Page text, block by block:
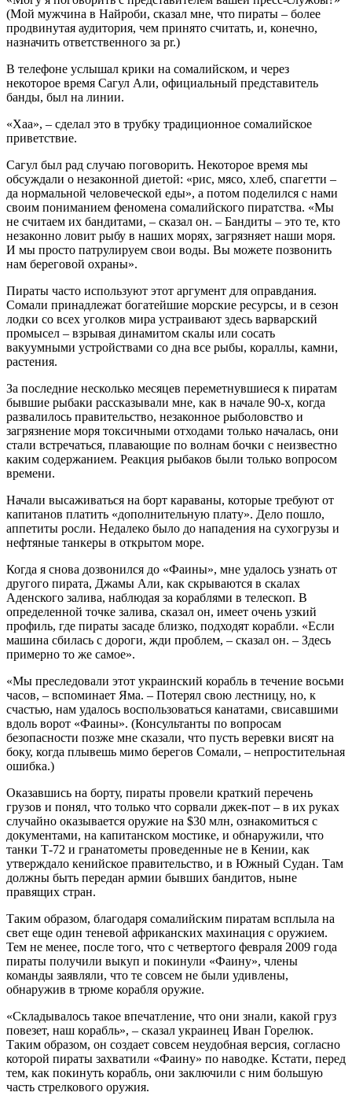
(Мой мужчина в Найроби, сказал мне, что пираты – более
продвинутая аудитория, чем принято считать, и, конечно,
назначить ответственного за pr.)
В телефоне услышал крики на сомалийском, и через
некоторое время Сагул Али, официальный представитель
банды, был на линии.
«Хаа», – сделал это в трубку традиционное сомалийское
приветствие.
Сагул был рад случаю поговорить. Некоторое время мы
обсуждали о незаконной диетой: «рис, мясо, хлеб, спагетти –
да нормальной человеческой еды», а потом поделился с нами
своим пониманием феномена сомалийского пиратства. «Мы
не считаем их бандитами, – сказал он. – Бандиты – это те, кто
незаконно ловит рыбу в наших морях, загрязняет наши моря.
И мы просто патрулируем свои воды. Вы можете позвонить
нам береговой охраны».
Пираты часто используют этот аргумент для оправдания.
Сомали принадлежат богатейшие морские ресурсы, и в сезон
лодки со всех уголков мира устраивают здесь варварский
промысел – взрывая динамитом скалы или сосать
вакуумными устройствами со дна все рыбы, кораллы, камни,
растения.
За последние несколько месяцев переметнувшиеся к пиратам
бывшие рыбаки рассказывали мне, как в начале 90-х, когда
развалилось правительство, незаконное рыболовство и
загрязнение моря токсичными отходами только началась, они
стали встречаться, плавающие по волнам бочки с неизвестно
каким содержанием. Реакция рыбаков были только вопросом
времени.
Начали высаживаться на борт караваны, которые требуют от
капитанов платить «дополнительную плату». Дело пошло,
аппетиты росли. Недалеко было до нападения на сухогрузы и
нефтяные танкеры в открытом море.
Когда я снова дозвонился до «Фаины», мне удалось узнать от
другого пирата, Джамы Али, как скрываются в скалах
Аденского залива, наблюдая за кораблями в телескоп. В
определенной точке залива, сказал он, имеет очень узкий
профиль, где пираты засаде близко, подходят корабли. «Если
машина сбилась с дороги, жди проблем, – сказал он. – Здесь
примерно то же самое».
«Мы преследовали этот украинский корабль в течение восьми
часов, – вспоминает Яма. – Потерял свою лестницу, но, к
счастью, нам удалось воспользоваться канатами, свисавшими
вдоль ворот «Фаины». (Консультанты по вопросам
безопасности позже мне сказали, что пусть веревки висят на
боку, когда плывешь мимо берегов Сомали, – непростительная
ошибка.)
Оказавшись на борту, пираты провели краткий перечень
грузов и понял, что только что сорвали джек-пот – в их руках
случайно оказывается оружие на $30 млн, ознакомиться с
документами, на капитанском мостике, и обнаружили, что
танки Т-72 и гранатометы проведенные не в Кении, как
утверждало кенийское правительство, и в Южный Судан. Там
должны быть передан армии бывших бандитов, ныне
правящих стран.
Таким образом, благодаря сомалийским пиратам всплыла на
свет еще один теневой африканских махинация с оружием.
Тем не менее, после того, что с четвертого февраля 2009 года
пираты получили выкуп и покинули «Фаину», члены
команды заявляли, что те совсем не были удивлены,
обнаружив в трюме корабля оружие.
«Складывалось такое впечатление, что они знали, какой груз
повезет, наш корабль», – сказал украинец Иван Горелюк.
Таким образом, он создает совсем неудобная версия, согласно
которой пираты захватили «Фаину» по наводке. Кстати, перед
тем, как покинуть корабль, они заключили с ним большую
часть стрелкового оружия.